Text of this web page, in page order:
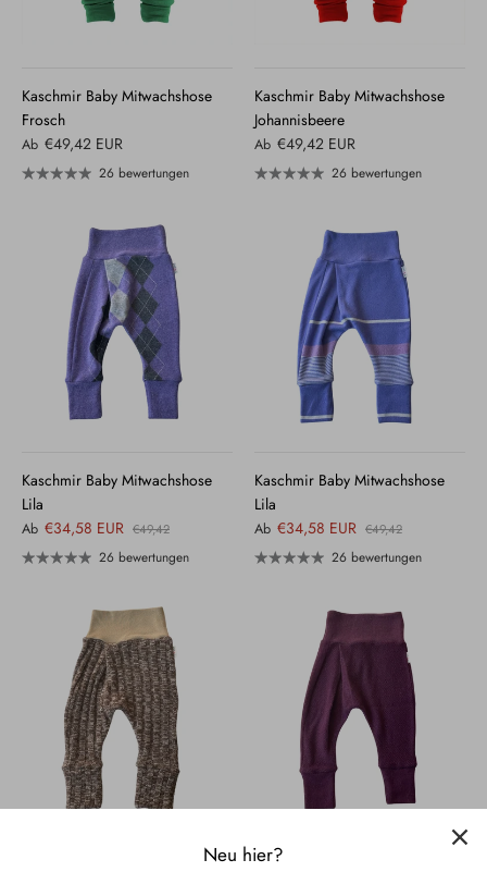
Kaschmir Baby Mitwachshose
Frosch
Ab €49,42 EUR
26 bewertungen
Kaschmir Baby Mitwachshose
Johannisbeere
Ab €49,42 EUR
26 bewertungen
Kaschmir Baby Mitwachshose
Lila
Ab €34,58 EUR €49,42
26 bewertungen
Kaschmir Baby Mitwachshose
Lila
Ab €34,58 EUR €49,42
26 bewertungen
Kaschmir Baby Mitwachshose Kaschmir Baby Mitwachshose
Neu hier?